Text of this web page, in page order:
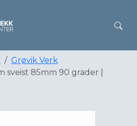
Grøvik Verk
sveist 85mm 90 grader |